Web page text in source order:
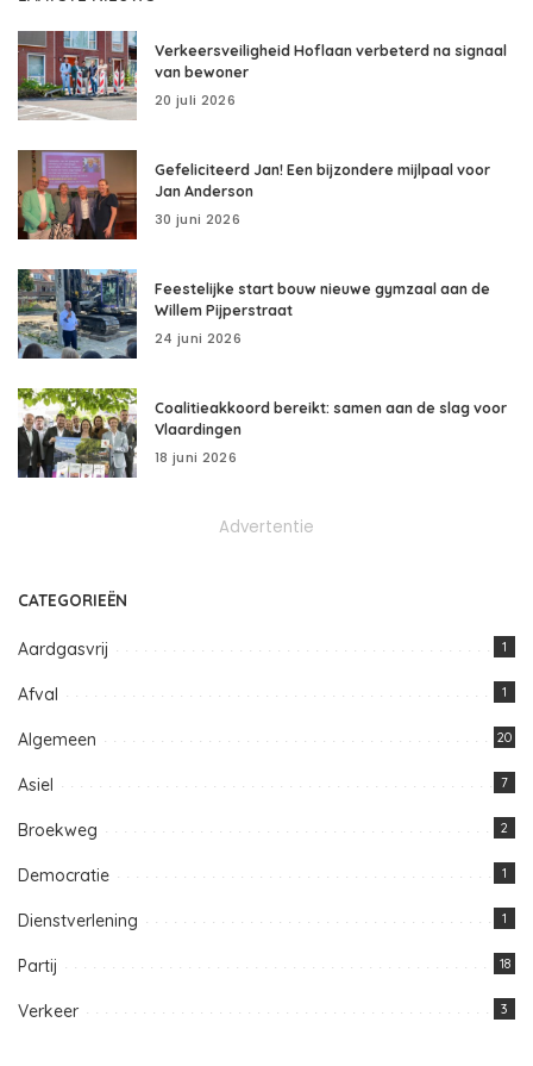
Verkeersveiligheid Hoflaan verbeterd na signaal
van bewoner
20 juli 2026
Gefeliciteerd Jan! Een bijzondere mijlpaal voor
Jan Anderson
30 juni 2026
Feestelijke start bouw nieuwe gymzaal aan de
Willem Pijperstraat
24 juni 2026
Coalitieakkoord bereikt: samen aan de slag voor
Vlaardingen
18 juni 2026
Advertentie
CATEGORIEËN
Aardgasvrij 1
Afval 1
Algemeen 20
Asiel 7
Broekweg 2
Democratie 1
Dienstverlening 1
Partij 18
Verkeer 3